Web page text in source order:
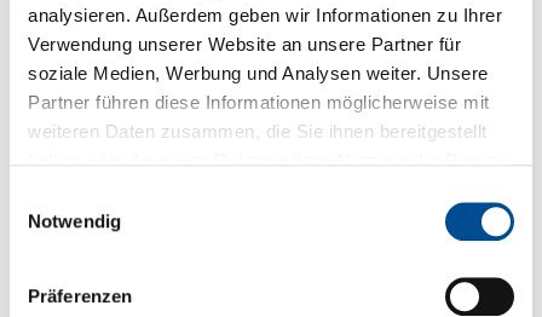
analysieren. Außerdem geben wir Informationen zu Ihrer
Verwendung unserer Website an unsere Partner für
soziale Medien, Werbung und Analysen weiter. Unsere
Partner führen diese Informationen möglicherweise mit
weiteren Daten zusammen, die Sie ihnen bereitgestellt
Notwendig
Präferenzen
Fragen zum Produkt
Sie haben Fragen zum Produkt?